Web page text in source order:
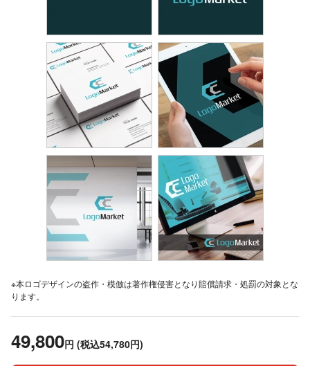
※本ロゴデザインの盗作・模倣は著作権侵害となり賠償請求・処罰の対象とな
ります。
49,800円 (税込54,780円)